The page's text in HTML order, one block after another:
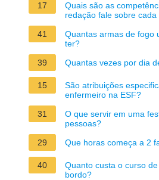
17
Quais são as
redação fale sobre
41
Quantas armas de fogo
ter?
39
Quantas vezes por dia
15
São atribuições
enfermeiro na ESF?
31
O que servir em uma
pessoas?
29
Que horas começa a 2
40
Quanto custa o curso
bordo?